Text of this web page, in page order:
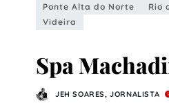
Ponte Alta do Norte
Rio
Videira
Spa
Awards
JEH SOARES, JORNALISTA